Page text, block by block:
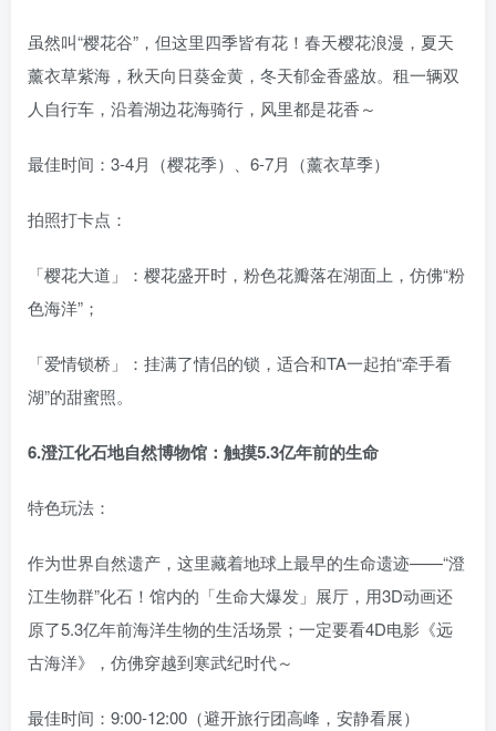
虽然叫“樱花谷”，但这里四季皆有花！春天樱花浪漫，夏天
薰衣草紫海，秋天向日葵金黄，冬天郁金香盛放。租一辆双
人自行车，沿着湖边花海骑行，风里都是花香～
最佳时间：3-4月（樱花季）、6-7月（薰衣草季）
拍照打卡点：
「樱花大道」：樱花盛开时，粉色花瓣落在湖面上，仿佛“粉
色海洋”；
「爱情锁桥」：挂满了情侣的锁，适合和TA一起拍“牵手看
湖”的甜蜜照。
6.澄江化石地自然博物馆：触摸5.3亿年前的生命
特色玩法：
作为世界自然遗产，这里藏着地球上最早的生命遗迹——“澄
江生物群”化石！馆内的「生命大爆发」展厅，用3D动画还
原了5.3亿年前海洋生物的生活场景；一定要看4D电影《远
古海洋》，仿佛穿越到寒武纪时代～
最佳时间：9:00-12:00（避开旅行团高峰，安静看展）